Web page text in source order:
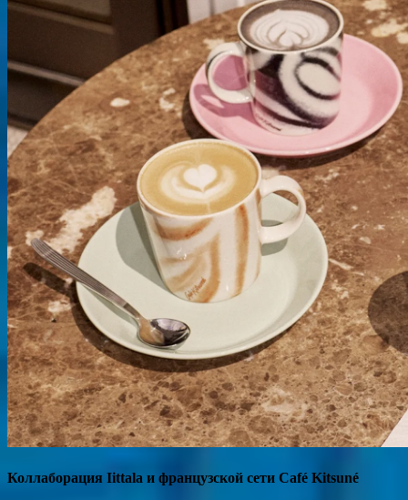
Коллаборация Iittala и французской сети Café Kitsuné